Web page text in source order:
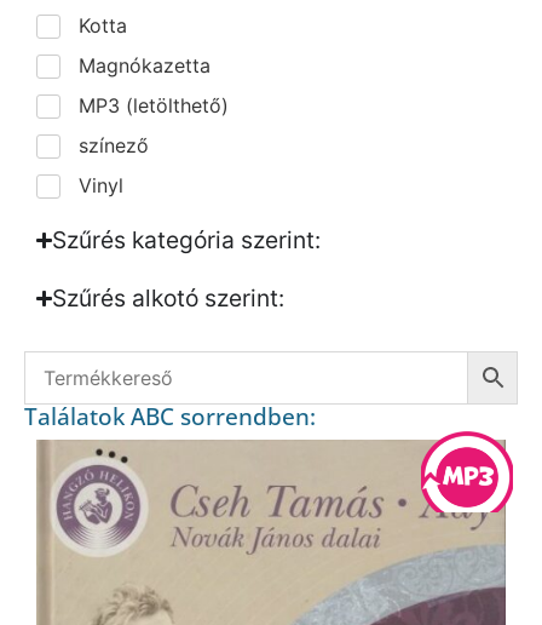
Kotta
Magnókazetta
MP3 (letölthető)
színező
Vinyl
Szűrés kategória szerint:
Szűrés alkotó szerint:​
Találatok ABC sorrendben: